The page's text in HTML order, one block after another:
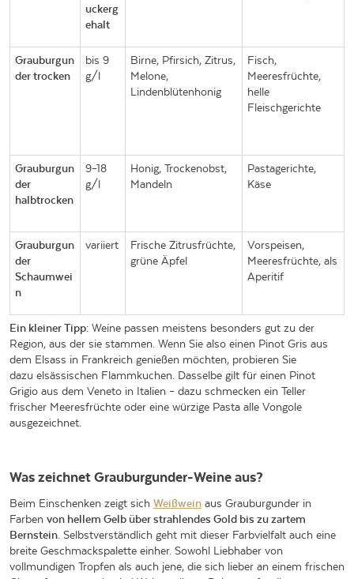
uckerg
ehalt
Grauburgun
der trocken
bis 9
g/l
Birne, Pfirsich, Zitrus,
Melone,
Lindenblütenhonig
Fisch,
Meeresfrüchte,
helle
Fleischgerichte
Grauburgun
der
halbtrocken
9–18
g/l
Honig, Trockenobst,
Mandeln
Pastagerichte,
Käse
Grauburgun
der
Schaumwei
n
variiert
Frische Zitrusfrüchte,
grüne Äpfel
Vorspeisen,
Meeresfrüchte, als
Aperitif
Ein kleiner Tipp: Weine passen meistens besonders gut zu der
Region, aus der sie stammen. Wenn Sie also einen Pinot Gris aus
dem Elsass in Frankreich genießen möchten, probieren Sie
dazu elsässischen Flammkuchen. Dasselbe gilt für einen Pinot
Grigio aus dem Veneto in Italien – dazu schmecken ein Teller
frischer Meeresfrüchte oder eine würzige Pasta alle Vongole
ausgezeichnet.
Was zeichnet Grauburgunder-Weine aus?
Beim Einschenken zeigt sich Weißwein aus Grauburgunder in
Farben von hellem Gelb über strahlendes Gold bis zu zartem
Bernstein . Selbstverständlich geht mit dieser Farbvielfalt auch eine
breite Geschmackspalette einher. Sowohl Liebhaber von
vollmundigen Tropfen als auch jene, die sich lieber an einem frischen